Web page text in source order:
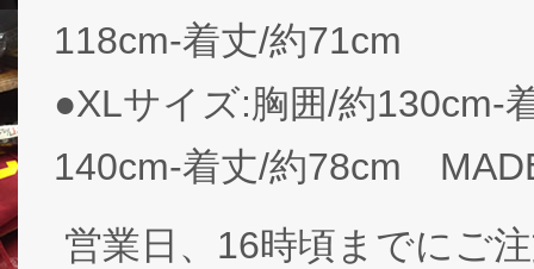
118cm-着丈/約71cm
●XLサイズ:胸囲/約
140cm-着丈/約78cm
営業日、16時頃までにご